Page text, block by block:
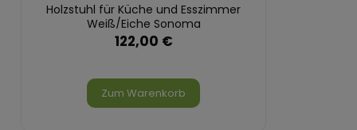
Holzstuhl für Küche und Esszimmer
Weiß/Eiche Sonoma
122,00 €
Zum Warenkorb